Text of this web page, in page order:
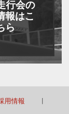
行会の
報はこ
ら
用情報